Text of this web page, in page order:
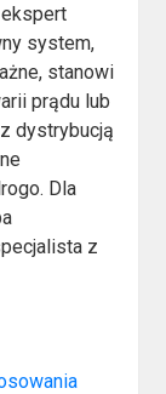
system,
stanowi
prądu lub
dystrybucją
Dla
z